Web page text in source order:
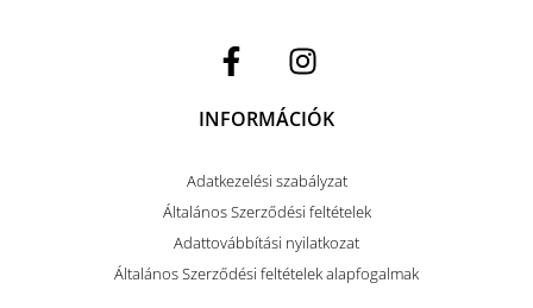
INFORMÁCIÓK
Adatkezelési szabályzat
Általános Szerződési feltételek
Adattovábbítási nyilatkozat
Általános Szerződési feltételek alapfogalmak